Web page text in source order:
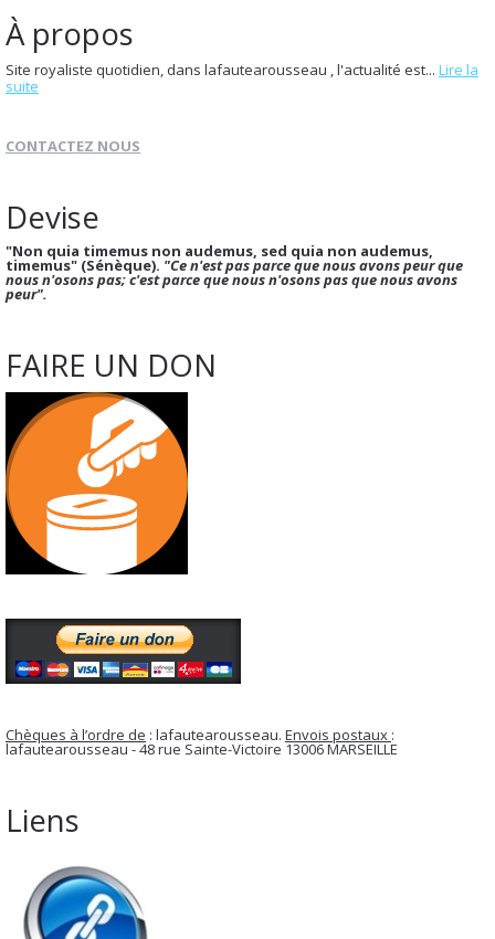
À propos
Site royaliste quotidien, dans lafautearousseau , l'actualité est... Lire la
suite
CONTACTEZ NOUS
Devise
"Non quia timemus non audemus, sed quia non audemus,
timemus" (Sénèque). "Ce n'est pas parce que nous avons peur que
nous n'osons pas; c'est parce que nous n'osons pas que nous avons
peur".
FAIRE UN DON
Chèques à l’ordre de : lafautearousseau. Envois postaux :
lafautearousseau - 48 rue Sainte-Victoire 13006 MARSEILLE
Liens